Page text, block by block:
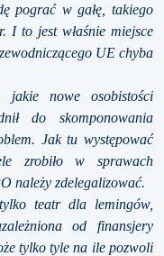
pograć w gałę, takiego
I to jest właśnie miejsce
UE chyba
nowe osobistości
do skomponowania
Jak tu występować
zrobiło w sprawach
należy zdelegalizować.
teatr dla lemingów,
od finansjery
tylko tyle na ile pozwoli